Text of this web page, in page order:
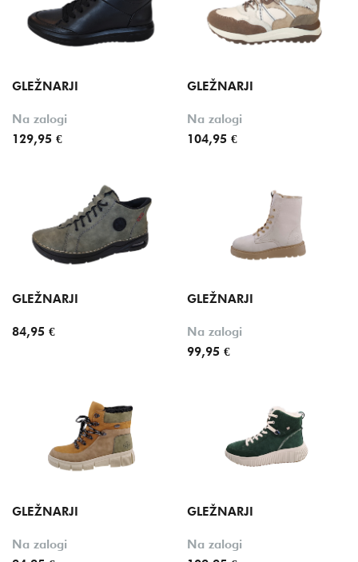
Barva
GLEŽNARJI
Na zalogi
129,95 €
GLEŽNARJI
Na zalogi
104,95 €
GLEŽNARJI
84,95 €
GLEŽNARJI
Na zalogi
99,95 €
GLEŽNARJI
Na zalogi
GLEŽNARJI
Na zalogi